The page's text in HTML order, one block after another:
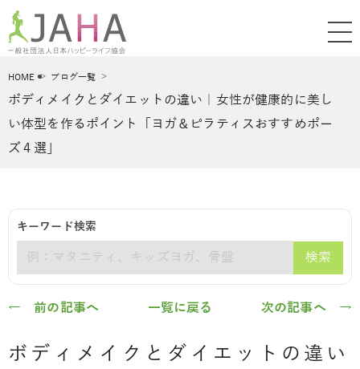
HOME ブログ一覧
ボディメイクとダイエットの違い｜女性が健康的に美し
い体型を作るポイント「ヨガ＆ピラティスおすすめポー
ズ４選」
キーワード検索
検索
← 前の記事へ 一覧に戻る 次の記事へ →
ボディメイクとダイエットの違い